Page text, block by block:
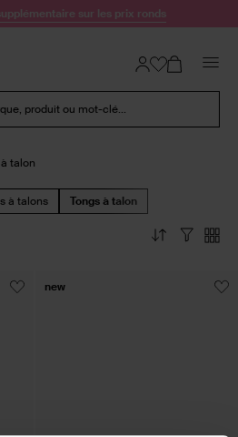
sur les prix ronds
produit ou mot-clé...
talon
à talons Tongs à talon
new